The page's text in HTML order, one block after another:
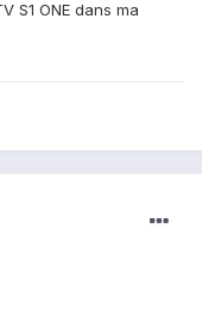
S1 ONE dans ma